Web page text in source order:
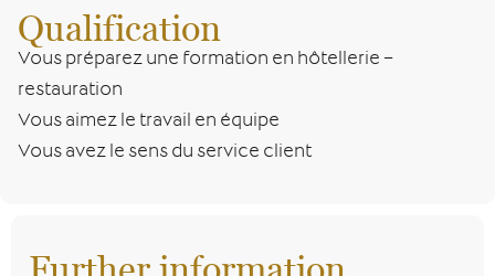
Qualification
Vous préparez une formation en hôtellerie –
restauration
Vous aimez le travail en équipe
Vous avez le sens du service client